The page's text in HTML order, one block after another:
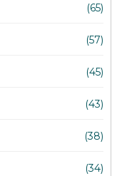
(65)
(57)
(45)
(43)
(38)
(34)